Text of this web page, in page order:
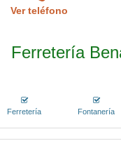
Ver teléfono
Ferretería
Ferretería Fontanería